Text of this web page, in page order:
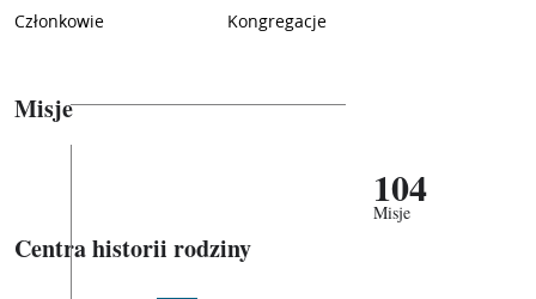
Członkowie Kongregacje
Misje
104
Misje
Centra historii rodziny